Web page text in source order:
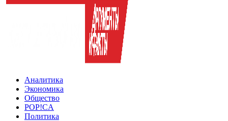
Аналитика
Экономика
Общество
POP!CA
Политика